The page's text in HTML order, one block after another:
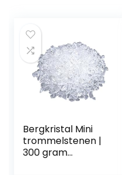
Bergkristal Mini
trommelstenen |
300 gram